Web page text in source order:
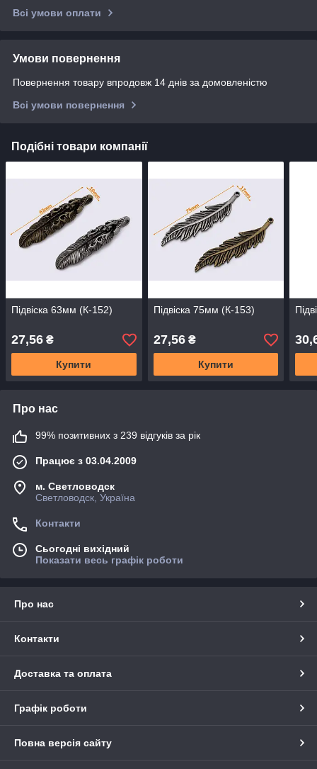
Всі умови оплати
Умови повернення
Повернення товару впродовж 14 днів за домовленістю
Всі умови повернення
Подібні товари компанії
Підвіска 63мм (К-152)
27,56 ₴
Купити
Підвіска 75мм (К-153)
27,56₴
Купити
Про нас
99% позитивних з 239 відгуків за рік
Працює з 03.04.2009
м. Светловодск
Светловодск, Україна
Контакти
Сьогодні вихідний
Показати весь графік роботи
Про нас
Контакти
Доставка та оплата
Графік роботи
Повна версія сайту